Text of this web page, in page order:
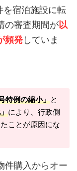
宿泊施設に転
の審査期間が以
頻発していま
特例の縮小」と
により、行政側
ことが原因にな
件購入からオー